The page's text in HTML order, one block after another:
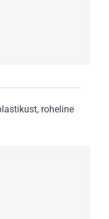
roheline